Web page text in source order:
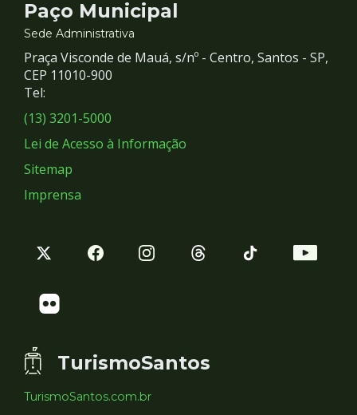
Contato
e
Redes
Sociais
Paço Municipal
Sede Administrativa
Praça Visconde de Mauá, s/nº - Centro, Santos - SP,
CEP 11010-900
Tel:
(13) 3201-5000
Lei de Acesso à Informação
Sitemap
Imprensa
TurismoSantos
TurismoSantos.com.br